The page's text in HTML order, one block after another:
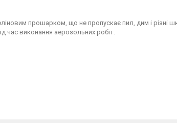
прошарком, що не пропускає пил, дим і різні
час виконання аерозольних робіт.